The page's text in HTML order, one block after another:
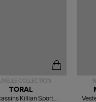
COLLECTION
TORAL
Killian Sport